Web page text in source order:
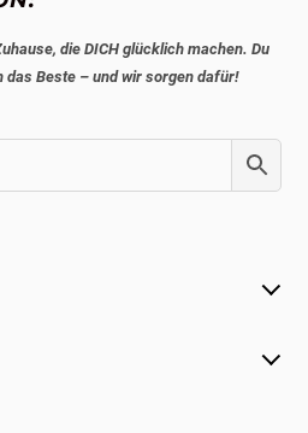
die DICH glücklich machen. Du
das Beste – und wir sorgen dafür!